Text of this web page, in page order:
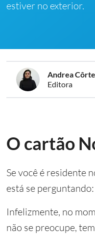
estiver no exterior.
Andrea
Editora
O cartão
Se você é residente
está se
Infelizmente, no
não se preocupe,